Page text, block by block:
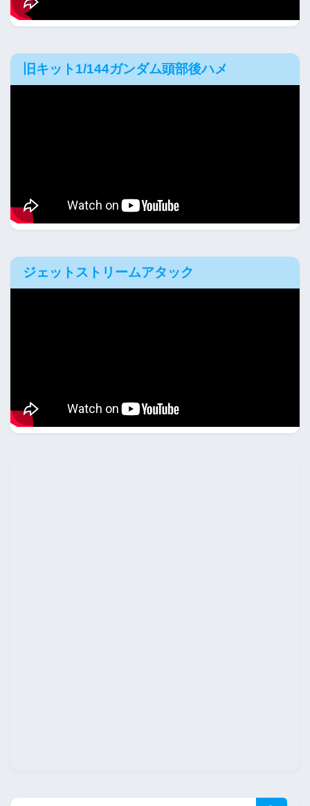
旧キット1/144ガンダム頭部後ハメ
ジェットストリームアタック